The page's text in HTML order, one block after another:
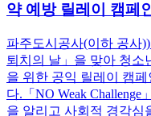
약 예방 릴레이 캠페
파주도시공사(이하 공사
퇴치의 날」을 맞아 청소
을 위한 공익 릴레이 캠페
다.「NO Weak
을 알리고 사회적 경각심